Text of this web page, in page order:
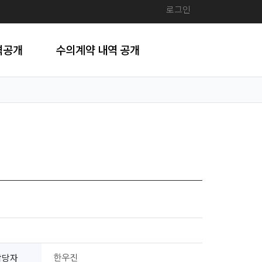
로그인
개 수의계약 내역 공개
자 한우진